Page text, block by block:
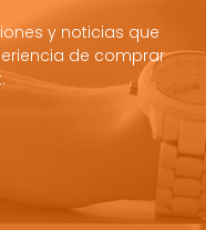
y noticias que
de comprar